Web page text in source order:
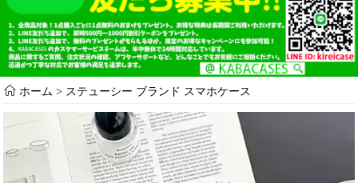
ホーム > ステューシー ブランド スマホケース